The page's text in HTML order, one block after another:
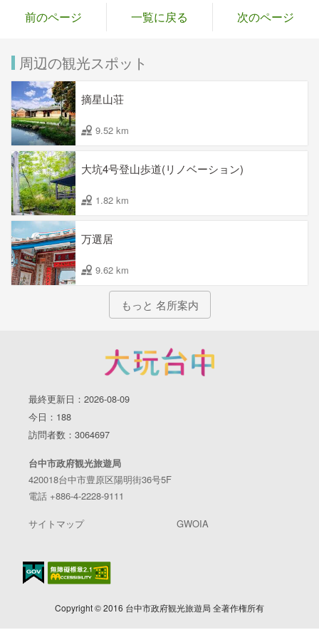
前のページ 一覧に戻る 次のページ
周辺の観光スポット
摘星山荘
9.52 km
大坑4号登山歩道(リノベーション)
1.82 km
万選居
9.62 km
もっと 名所案内
最終更新日：2026-08-09
今日：188
訪問者数：3064697
台中市政府観光旅遊局
420018台中市豊原区陽明街36号5F
電話 +886-4-2228-9111
サイトマップ GWOIA
Copyright © 2016 台中市政府観光旅遊局 全著作権所有